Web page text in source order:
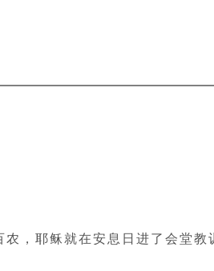
，耶稣就在安息日进了会堂教